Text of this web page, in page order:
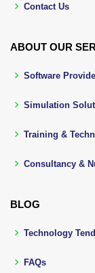
Contact Us
ABOUT OUR
Software
Simulation
Training &
Consultancy &
BLOG
Technology
FAQs